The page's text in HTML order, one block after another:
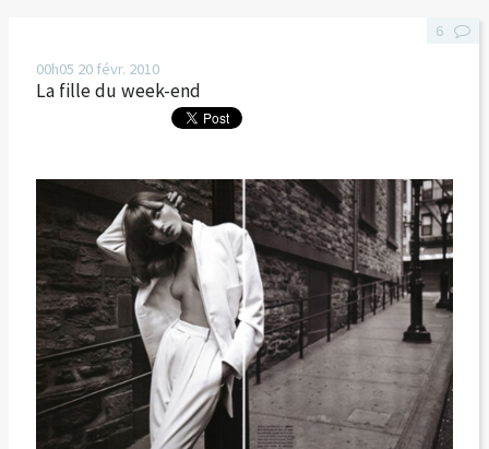
00h05 20 févr. 2010
La fille du week-end
6